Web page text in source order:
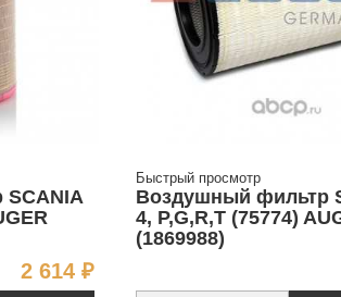
2 614 ₽Цена
Быстрый просмотр
Воздушный фильтр
4, P,G,R,T (75774)
(1869988)